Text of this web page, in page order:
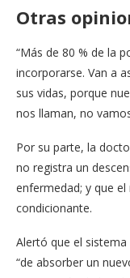
Otras
“Más de 80 % de la
incorporarse. Van a
sus vidas, porque
nos llaman, no
Por su parte, la
no registra un
enfermedad; y que
condicionante.
Alertó que el
“de absorber un